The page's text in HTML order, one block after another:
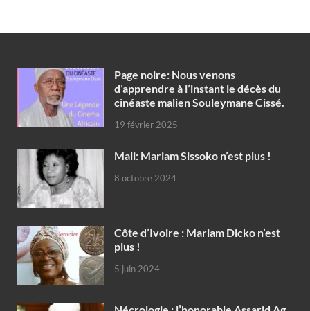
Page noire: Nous venons
d’apprendre à l’instant le décès du
cinéaste malien Souleymane Cissé.
19 février 2025
Mali: Mariam Sissoko n’est plus !
8 octobre 2024
Côte d’Ivoire : Mariam Dicko n’est
plus !
5 juin 2024